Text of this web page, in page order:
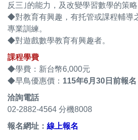
反三｣的能力，及改變學習數學的策略
◆對教育有興趣，有托管或課程輔導
專業訓練。
◆對遊戲數學教育有興趣者。
課程學費
◆學費：新台幣6,000元
◆早鳥優惠價： 115年6月30日前報
洽詢電話
02-2882-4564 分機8008
報名網址： 線上報名